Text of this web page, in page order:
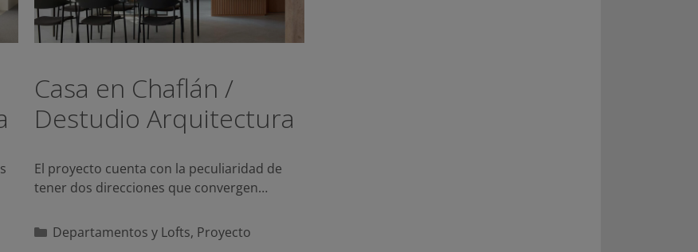
Casa en Chaflán /
Destudio Arquitectura
El proyecto cuenta con la peculiaridad de
tener dos direcciones que convergen…
Categorías
Departamentos y Lofts, Proyecto